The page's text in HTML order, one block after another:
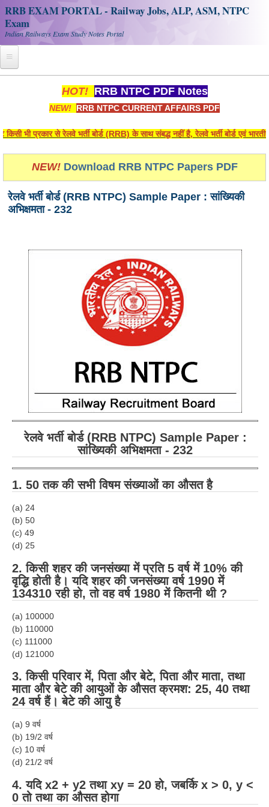
RRB EXAM PORTAL - Railway Jobs, ALP, ASM, NTPC
Exam
Indian Railways Exam Study Notes Portal
Register
Railway JOBS
RRB Apply Online
RRB Portal - हिन्दी
RRB NTPC CBT PDF Notes
RRB ALP(Loco Pilot) Study Kit
RRB Junior Engineer(JE) Kit
RRB Group-D Exam Study Kit
रेलवे भर्ती बोर्ड NTPC अध्ययन सामग्री
PARAMEDICAL CBT Study Notes
ALP Exam Papers PDF
RRB NTPC Papers PDF
RRB J.E. Solved Papers
RRB Group-D Sample Papers
RRB GK Test Papers PDF
RRB EXAM : MATHS
RRB EXAM : ENGLISH
RRB Current Affairs PDF
RRB ALP
Loco Pilot Papers PDF
ALP Study Notes
ALP Study Notes (हिन्दी HINDI)
ALP Exam Syllabus
HOT! RRB NTPC PDF Notes
NEW! RRB NTPC CURRENT AFFAIRS PDF
भी प्रकार से रेलवे भर्ती बोर्ड (RRB) के साथ संबद्ध नहीं है, रेलवे भर्ती बोर्ड एवं
NEW! Download RRB NTPC Papers PDF
रेलवे भर्ती बोर्ड (RRB NTPC) Sample Paper : सांख्यिकी
अभिक्षमता - 232
रेलवे भर्ती बोर्ड (RRB NTPC) Sample Paper :
सांख्यिकी अभिक्षमता - 232
1. 50 तक की सभी विषम संख्याओं का औसत है
(a) 24
(b) 50
(c) 49
(d) 25
2. किसी शहर की जनसंख्या में प्रति 5 वर्ष में 10% की
वृद्धि होती है। यदि शहर की जनसंख्या वर्ष 1990 में
134310 रही हो, तो वह वर्ष 1980 में कितनी थी ?
(a) 100000
(b) 110000
(c) 111000
(d) 121000
3. किसी परिवार में, पिता और बेटे, पिता और माता, तथा
माता और बेटे की आयुओं के औसत क्रमश: 25, 40 तथा
24 वर्ष हैं। बेटे की आयु है
(a) 9 वर्ष
(b) 19/2 वर्ष
(c) 10 वर्ष
(d) 21/2 वर्ष
4.यदिx2 + y2तथा xy = 20 हो, जबर्कि x > 0, y <
0 तो तथा का औसत होगा